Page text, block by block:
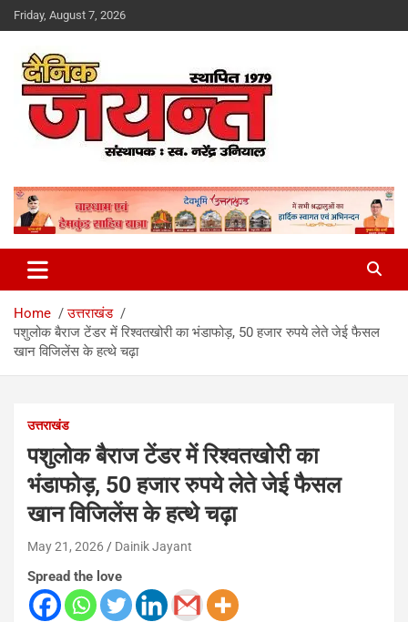
Skip
to
Friday, August 7, 2026
Dainik Jayant
Home
उत्तराखंड
पशुलोक बैराज टेंडर में रिश्वतखोरी का भंडाफोड़, 50 हजार रुपये लेते जेई फैसल
खान विजिलेंस के हत्थे चढ़ा
उत्तराखंड
पशुलोक बैराज टेंडर में रिश्वतखोरी का
भंडाफोड़, 50 हजार रुपये लेते जेई फैसल
खान विजिलेंस के हत्थे चढ़ा
May 21, 2026 Dainik Jayant
Spread the love